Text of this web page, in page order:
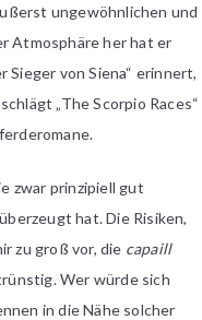
ungewöhnlichen und
Atmosphäre her hat er
Sieger von Siena“ erinnert,
„The Scorpio Races“
zwar prinzipiell gut
hat. Die Risiken,
zu groß vor, die capaill
Wer würde sich
in die Nähe solcher